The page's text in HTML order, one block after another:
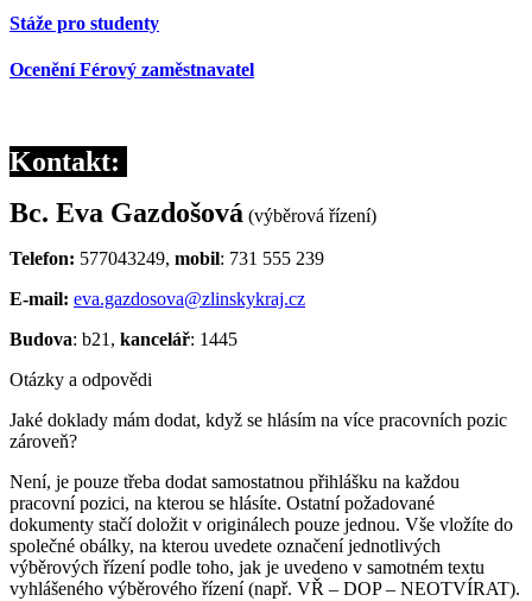
Stáže pro studenty
Ocenění Férový zaměstnavatel
Kontakt:
Bc. Eva Gazdošová (výběrová řízení)
Telefon: 577043249, mobil: 731 555 239
E-mail: eva.gazdosova@zlinskykraj.cz
Budova: b21, kancelář: 1445
Otázky a odpovědi
Jaké doklady mám dodat, když se hlásím na více pracovních pozic
zároveň?
Není, je pouze třeba dodat samostatnou přihlášku na každou
pracovní pozici, na kterou se hlásíte. Ostatní požadované
dokumenty stačí doložit v originálech pouze jednou. Vše vložíte do
společné obálky, na kterou uvedete označení jednotlivých
výběrových řízení podle toho, jak je uvedeno v samotném textu
vyhlášeného výběrového řízení (např. VŘ – DOP – NEOTVÍRAT).